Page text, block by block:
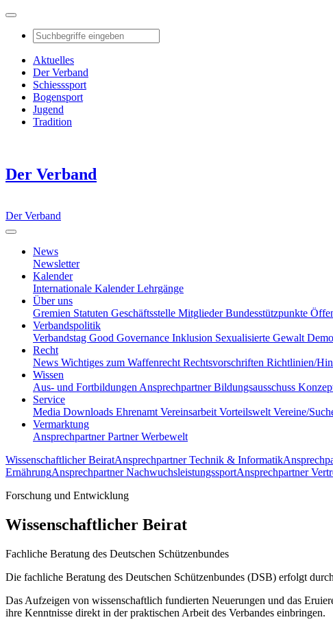
Aktuelles
Der Verband
Schiesssport
Bogensport
Jugend
Tradition
Der Verband
Der Verband
News
Newsletter
Kalender
Internationale KalenderLehrgänge
Über uns
Gremien Statuten Geschäftsstelle MitgliederBundesstützpunkte
Verbandspolitik
Verbandstag Good Governance Inklusion Sexualisierte Gewalt
Recht
News Wichtiges zum Waffenrecht Rechtsvorschriften Richtlinien/
Wissen
Aus- und Fortbildungen AnsprechpartnerBildungsausschuss
Service
Media Downloads Ehrenamt Vereinsarbeit Vorteilswelt Vereine/
Vermarktung
AnsprechpartnerPartnerWerbewelt
Wissenschaftlicher BeiratAnsprechpartner Technik & Informatik
ErnährungAnsprechpartner NachwuchsleistungssportAnsprechpartner
Forschung und Entwicklung
Wissenschaftlicher Beirat
Fachliche Beratung des Deutschen Schützenbundes
Die fachliche Beratung des Deutschen Schützenbundes (DSB) erfolgt
Das Aufzeigen von wissenschaftlich fundierten Neuerungen und das
ihre Kenntnisse direkt in der praktischen Arbeit des Verbandes einbringen.